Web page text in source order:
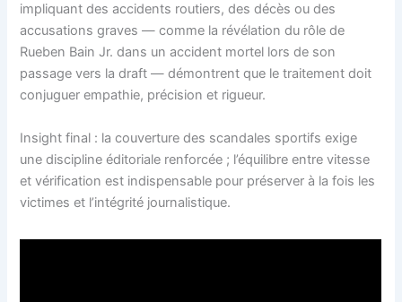
impliquant des accidents routiers, des décès ou des
accusations graves — comme la révélation du rôle de
Rueben Bain Jr. dans un accident mortel lors de son
passage vers la draft — démontrent que le traitement doit
conjuguer empathie, précision et rigueur.
Insight final : la couverture des scandales sportifs exige
une discipline éditoriale renforcée ; l’équilibre entre vitesse
et vérification est indispensable pour préserver à la fois les
victimes et l’intégrité journalistique.